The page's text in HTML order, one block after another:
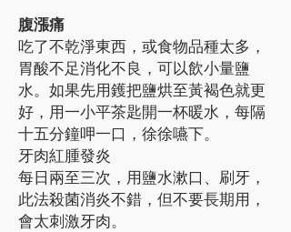
腹漲痛
吃了不乾淨東西，或食物品種太多，
胃酸不足消化不良，可以飲小量鹽
水。如果先用鑊把鹽烘至黃褐色就更
好，用一小平茶匙開一杯暖水，每隔
十五分鐘呷一口，徐徐嚥下。
牙肉紅腫發炎
每日兩至三次，用鹽水漱口、刷牙，
此法殺菌消炎不錯，但不要長期用，
會太刺激牙肉。